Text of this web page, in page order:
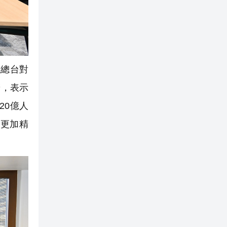
台對
表示
億人
加精